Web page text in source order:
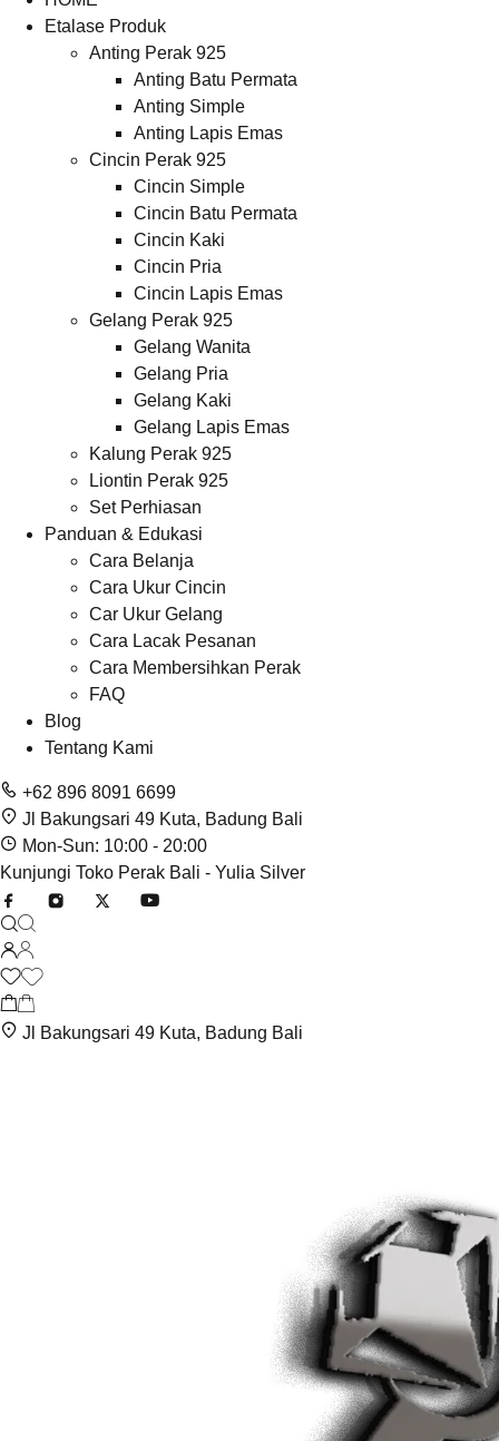
Etalase Produk
Anting Perak 925
Anting Batu Permata
Anting Simple
Anting Lapis Emas
Cincin Perak 925
Cincin Simple
Cincin Batu Permata
Cincin Kaki
Cincin Pria
Cincin Lapis Emas
Gelang Perak 925
Gelang Wanita
Gelang Pria
Gelang Kaki
Gelang Lapis Emas
Kalung Perak 925
Liontin Perak 925
Set Perhiasan
Panduan & Edukasi
Cara Belanja
Cara Ukur Cincin
Car Ukur Gelang
Cara Lacak Pesanan
Cara Membersihkan Perak
FAQ
Blog
Tentang Kami
+62 896 8091 6699
Jl Bakungsari 49 Kuta, Badung Bali
Mon-Sun: 10:00 - 20:00
Kunjungi Toko Perak Bali - Yulia Silver
Jl Bakungsari 49 Kuta, Badung Bali